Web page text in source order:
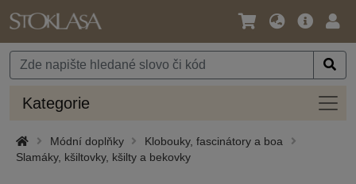
Jazyk
Měna
Hlavní
Kategorie
Módní doplňky
Klobouky, fascinátory a boa
Slamáky, kšiltovky, kšilty a bekovky